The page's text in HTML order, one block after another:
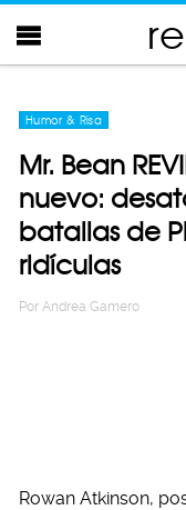
Humor & Risa
Mr. Bean
nuevo:
batallas de
ridículas
Por Andrea Gamero
Rowan Atkinson,